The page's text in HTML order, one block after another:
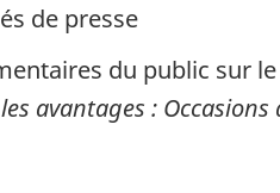
de presse
du public sur
avantages :